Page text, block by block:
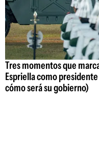
Tres momentos que
Espriella como
cómo será su gobierno)